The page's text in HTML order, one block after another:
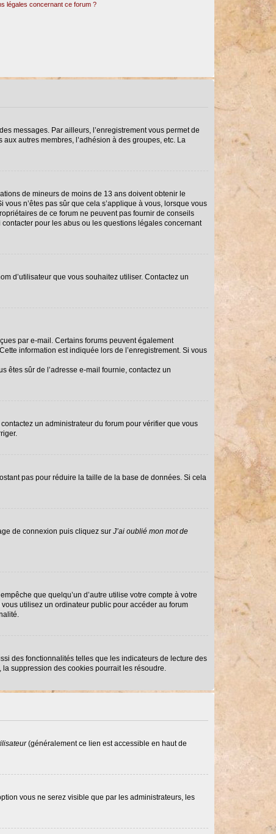
légales concernant ce forum ?
messages. Par ailleurs, l’enregistrement vous permet de
autres membres, l’adhésion à des groupes, etc. La
de mineurs de moins de 13 ans doivent obtenir le
n’êtes pas sûr que cela s’applique à vous, lorsque vous
de ce forum ne peuvent pas fournir de conseils
pour les abus ou les questions légales concernant
d’utilisateur que vous souhaitez utiliser. Contactez un
par e-mail. Certains forums peuvent également
information est indiquée lors de l’enregistrement. Si vous
êtes sûr de l’adresse e-mail fournie, contactez un
un administrateur du forum pour vérifier que vous
pas pour réduire la taille de la base de données. Si cela
de connexion puis cliquez sur J’ai oublié mon mot de
que quelqu’un d’autre utilise votre compte à votre
utilisez un ordinateur public pour accéder au forum
des fonctionnalités telles que les indicateurs de lecture des
suppression des cookies pourrait les résoudre.
(généralement ce lien est accessible en haut de
vous ne serez visible que par les administrateurs, les